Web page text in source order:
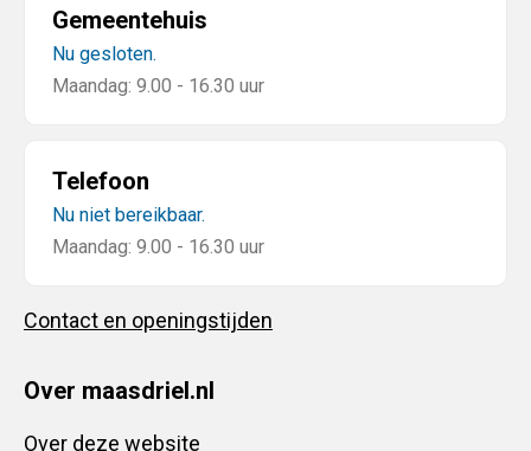
Gemeentehuis
Nu gesloten.
Maandag: 9.00 - 16.30 uur
Telefoon
Nu niet bereikbaar.
Maandag: 9.00 - 16.30 uur
Contact en openingstijden
Over maasdriel.nl
Over deze website